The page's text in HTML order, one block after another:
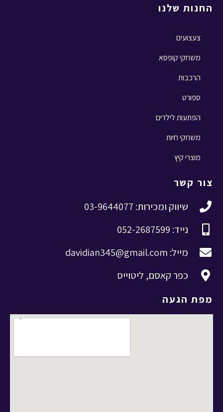
החנות שלנו
צעצועים
משחקי קופסא
הרכבות
ספורט
הפתעות לילדים
משחקי חיות
מוצרי קיץ
צור קשר
שיווק ומכירות: 03-9644077
נייד: 052-2687599
מייל: davidian345@gmail.com
כפר קאסם, ליטוייס
מפת הגעה